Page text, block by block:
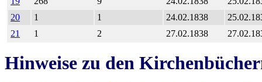
20
1 1 24.02.1838
21
1 2 27.02.1838
Hinweise zu den